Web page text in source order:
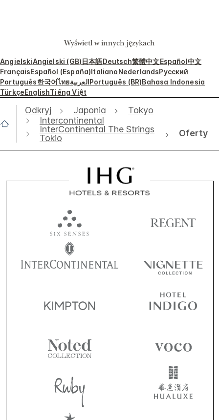
Wyświetl w innych językach
AngielskiAngielski (GB)日本語Deutsch繁體中文Español中文
FrançaisEspañol (España)ItalianoNederlandsРусский
Português한국어ไทยالعربيةPortuguês (BR)Bahasa Indonesia
TürkçeEnglishTiếng Việt
Odkryj Japonia
Tokyo
Intercontinental
InterContinental The Strings
Tokio
Oferty